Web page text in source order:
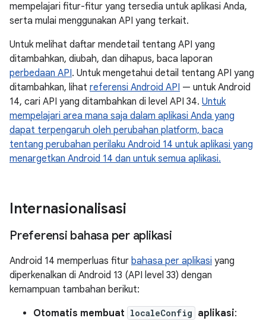
mempelajari fitur-fitur yang tersedia untuk aplikasi Anda,
serta mulai menggunakan API yang terkait.
Untuk melihat daftar mendetail tentang API yang
ditambahkan, diubah, dan dihapus, baca laporan
perbedaan API. Untuk mengetahui detail tentang API yang
ditambahkan, lihat referensi Android API — untuk Android
14, cari API yang ditambahkan di level API 34. Untuk
mempelajari area mana saja dalam aplikasi Anda yang
dapat terpengaruh oleh perubahan platform, baca
tentang perubahan perilaku Android 14 untuk aplikasi yang
menargetkan Android 14 dan untuk semua aplikasi.
Internasionalisasi
Preferensi bahasa per aplikasi
Android 14 memperluas fitur bahasa per aplikasi yang
diperkenalkan di Android 13 (API level 33) dengan
kemampuan tambahan berikut:
Otomatis membuat localeConfig aplikasi: